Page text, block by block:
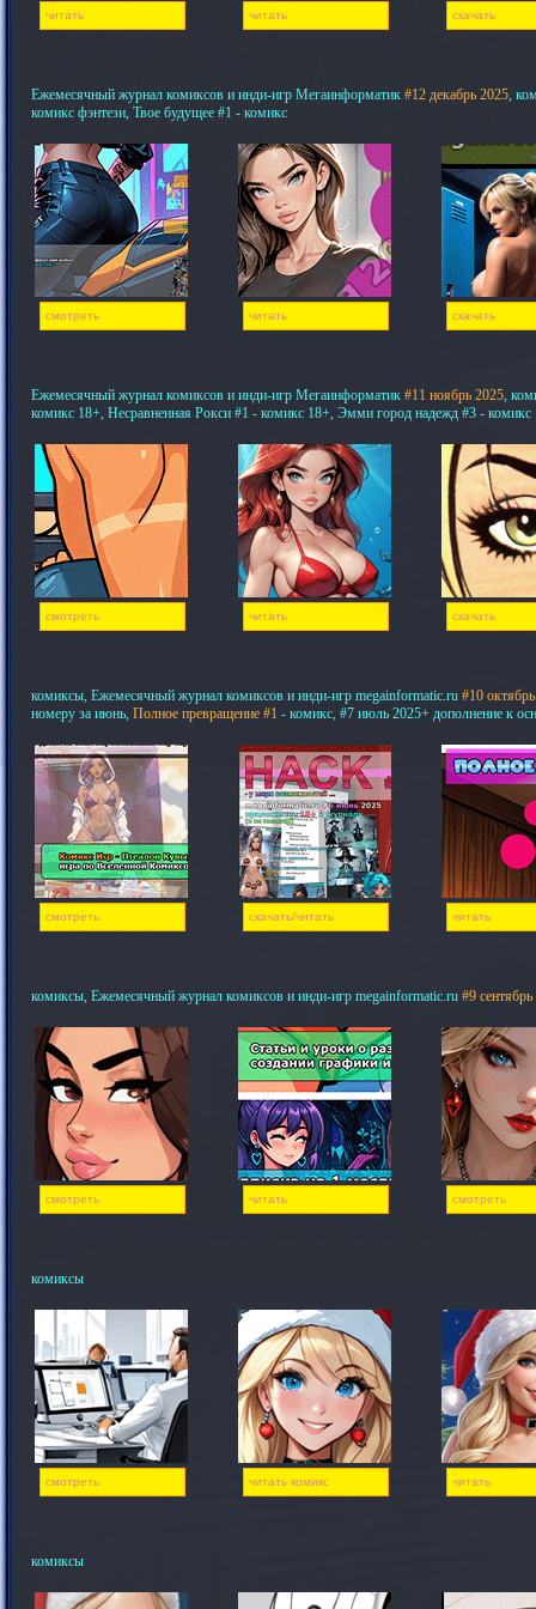
читать читать скачать
Ежемесячный журнал комиксов и инди-игр Мегаинформатик #12 декабрь 2025,
комикс фэнтези, Твое будущее #1 - комикс
смотреть читать скачать
Ежемесячный журнал комиксов и инди-игр Мегаинформатик #11 ноябрь 2025,
комикс 18+, Несравненная Рокси #1 - комикс 18+, Эмми город надежд #3 - комикс
смотреть читать скачать
комиксы, Ежемесячный журнал комиксов и инди-игр megainformatic.ru #10
номеру за июнь, Полное превращение #1 - комикс, #7 июль 2025+ дополнение к
смотреть скачать/читать читать
комиксы, Ежемесячный журнал комиксов и инди-игр megainformatic.ru #9
смотреть читать смотреть
комиксы
смотреть читать комикс читать
комиксы